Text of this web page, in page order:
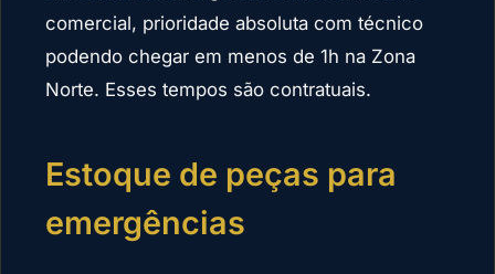
comercial, prioridade absoluta com técnico
podendo chegar em menos de 1h na Zona
Norte. Esses tempos são contratuais.
Estoque de peças para
emergências